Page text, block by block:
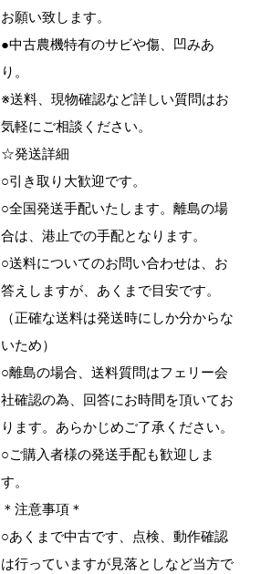
お願い致します。
●中古農機特有のサビや傷、凹みあ
り。
※送料、現物確認など詳しい質問はお
気軽にご相談ください。
☆発送詳細
○引き取り大歓迎です。
○全国発送手配いたします。離島の場
合は、港止での手配となります。
○送料についてのお問い合わせは、お
答えしますが、あくまで目安です。
（正確な送料は発送時にしか分からな
いため）
○離島の場合、送料質問はフェリー会
社確認の為、回答にお時間を頂いてお
ります。あらかじめご了承ください。
○ご購入者様の発送手配も歓迎しま
す。
＊注意事項＊
○あくまで中古です、点検、動作確認
は行っていますが見落としなど当方で